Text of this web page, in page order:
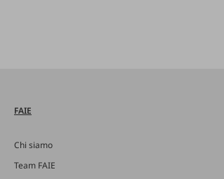
FAIE
Chi siamo
Team FAIE